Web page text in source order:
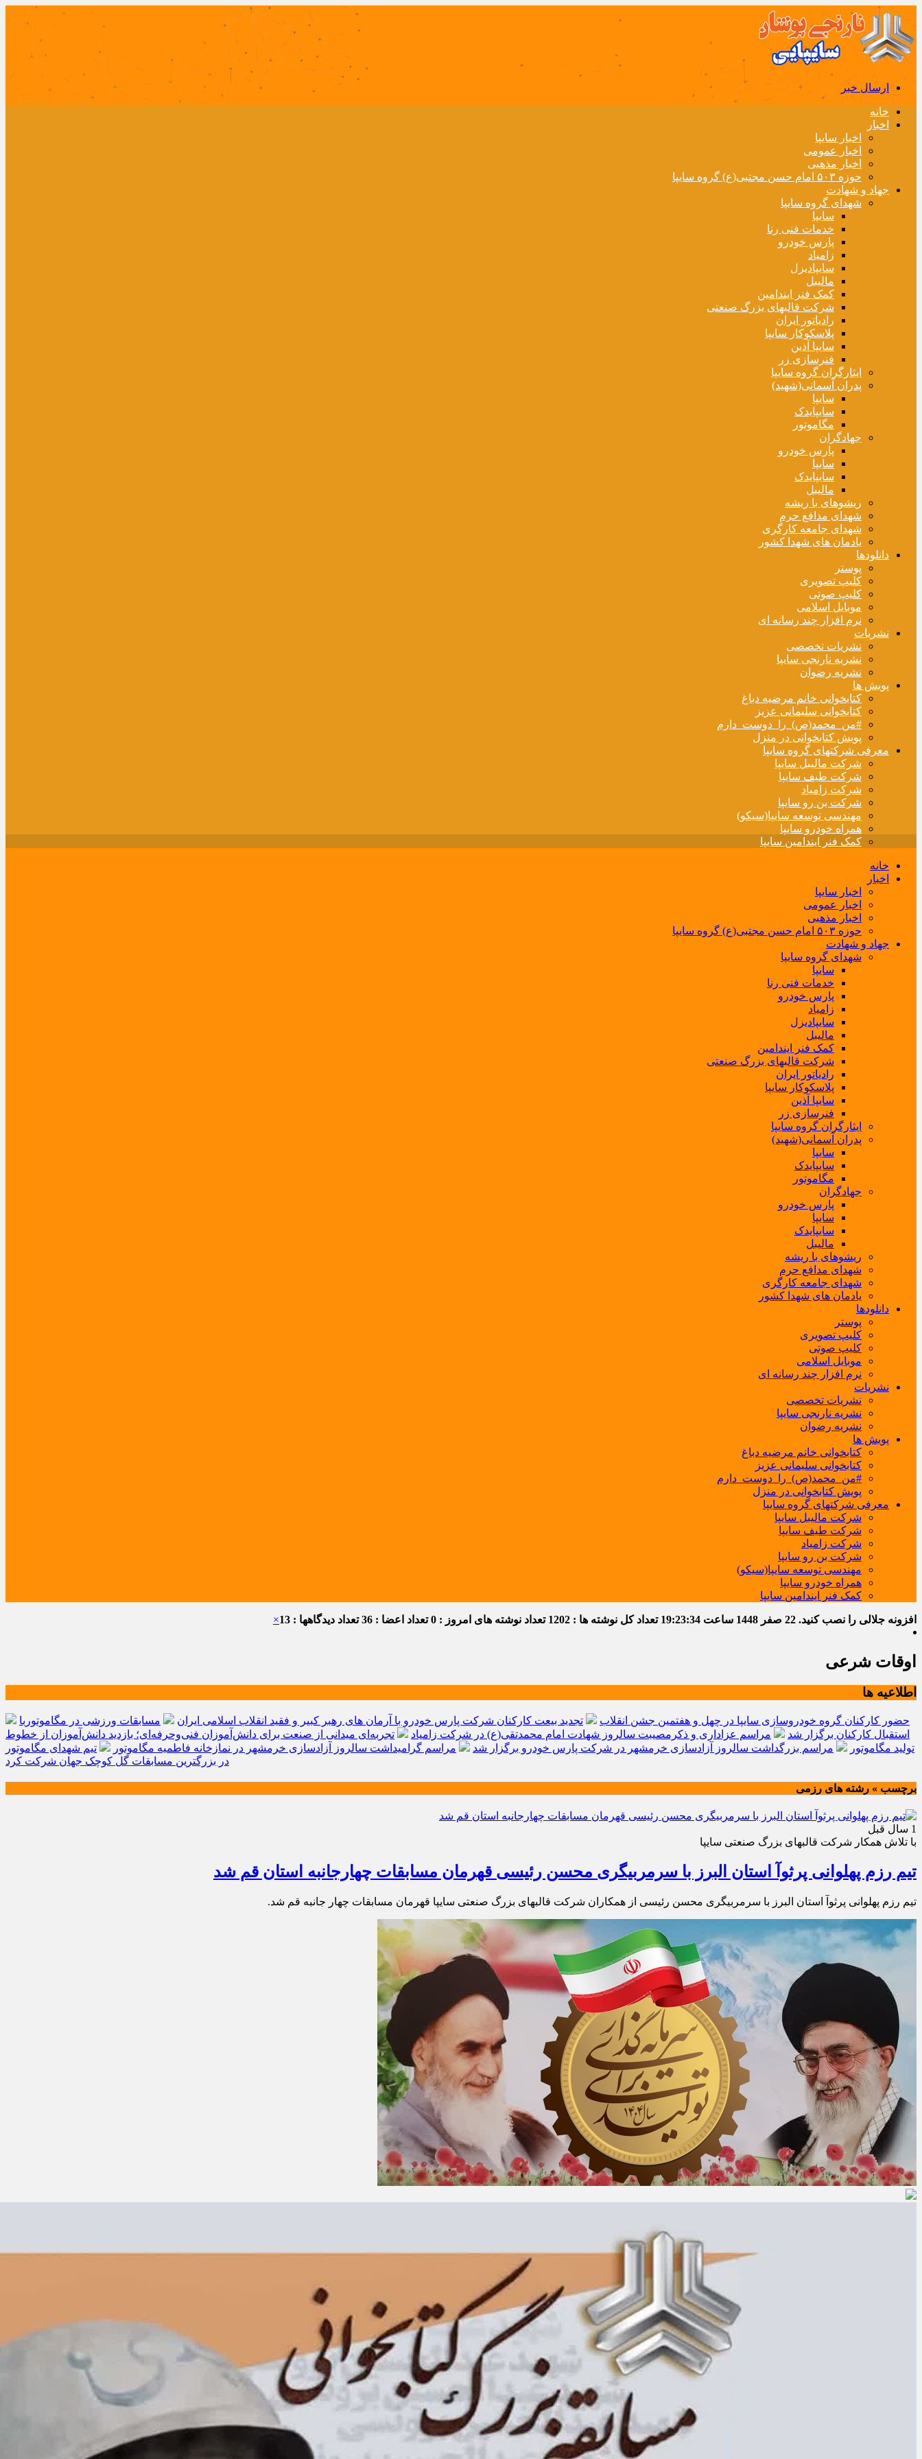
ارسال خبر
خانه
اخبار
اخبار سایپا
اخبار عمومی
اخبار مذهبی
حوزه ۵۰۳ امام حسن مجتبی(ع) گروه سایپا
جهاد و شهادت
شهدای گروه سایپا
سایپا
خدمات فنی رنا
پارس خودرو
زامیاد
سایپادیزل
مالیبل
کمک فنر ایندامین
شرکت قالبهای بزرگ صنعتی
رادیاتور ایران
پلاسکوکار سایپا
سایپا آذین
فنرسازی زر
ایثارگران گروه سایپا
پدران آسمانی(شهید)
سایپا
سایپایدک
مگاموتور
جهادگران
پارس خودرو
سایپا
سایپایدک
مالیبل
ریشوهای با ریشه
شهدای مدافع حرم
شهدای جامعه کارگری
یادمان های شهدا کشور
دانلودها
پوستر
کلیپ تصویری
کلیپ صوتی
موبایل اسلامی
نرم افزار چند رسانه ای
نشریات
نشریات تخصصی
نشریه نارنجی سایپا
نشریه رضوان
پویش ها
کتابخوانی خانم مرضیه دباغ
کتابخوانی سلیمانی عزیز
#من_محمد(ص)_را_دوست_دارم
پویش کتابخوانی در منزل
معرفی شرکتهای گروه سایپا
شرکت مالیبل سایپا
شرکت طیف سایپا
شرکت زامیاد
شرکت بن رو سایپا
مهندسی توسعه سایپا(سیکو)
همراه خودرو سایپا
کمک فنر ایندامین سایپا
خانه
اخبار
اخبار سایپا
اخبار عمومی
اخبار مذهبی
حوزه ۵۰۳ امام حسن مجتبی(ع) گروه سایپا
جهاد و شهادت
شهدای گروه سایپا
سایپا
خدمات فنی رنا
پارس خودرو
زامیاد
سایپادیزل
مالیبل
کمک فنر ایندامین
شرکت قالبهای بزرگ صنعتی
رادیاتور ایران
پلاسکوکار سایپا
سایپا آذین
فنرسازی زر
ایثارگران گروه سایپا
پدران آسمانی(شهید)
سایپا
سایپایدک
مگاموتور
جهادگران
پارس خودرو
سایپا
سایپایدک
مالیبل
ریشوهای با ریشه
شهدای مدافع حرم
شهدای جامعه کارگری
یادمان های شهدا کشور
دانلودها
پوستر
کلیپ تصویری
کلیپ صوتی
موبایل اسلامی
نرم افزار چند رسانه ای
نشریات
نشریات تخصصی
نشریه نارنجی سایپا
نشریه رضوان
پویش ها
کتابخوانی خانم مرضیه دباغ
کتابخوانی سلیمانی عزیز
#من_محمد(ص)_را_دوست_دارم
پویش کتابخوانی در منزل
معرفی شرکتهای گروه سایپا
شرکت مالیبل سایپا
شرکت طیف سایپا
شرکت زامیاد
شرکت بن رو سایپا
مهندسی توسعه سایپا(سیکو)
همراه خودرو سایپا
کمک فنر ایندامین سایپا
افزونه جلالی را نصب کنید. 22 صفر 1448 ساعت 19:23:36 تعداد کل نوشته ها : 1202 تعداد نوشته های امروز : 0 تعداد اعضا : 36 تعداد دیدگاهها : 13 ×
اوقات شرعی
اطلاعیه ها
حضور کارکنان گروه خودروسازی سایپا در چهل و هفتمین جشن انقلاب تجدید بیعت کارکنان شرکت پارس خودرو با آرمان های رهبر کبیر و فقید انقلاب اسلامی ایران
مسابقات ورزشی در مگاموتوربا
استقبال کارکنان برگزار شد
مراسم عزاداری و ذکرمصیبت سالروز شهادت امام محمدتقی(ع) در شرکت زامیاد
تجربه‌ای میدانی از صنعت برای دانش‌آموزان فنی‌وحرفه‌ای؛ بازدید دانش‌آموزان از خطوط
تولید مگاموتور
مراسم بزرگداشت سالروز آزادسازی خرمشهر در شرکت پارس خودرو برگزار شد مراسم گرامیداشت سالروز آزادسازی خرمشهر در نمازخانه فاطمیه مگاموتور
تیم شهدای مگاموتور
در بزرگترین مسابقات گل کوچک جهان شرکت کرد
برچسب » رشته های رزمی
1 سال قبل
با تلاش همکار شرکت قالبهای بزرگ صنعتی سایپا
تیم رزم پهلوانی پرثوآ استان البرز با سرمربیگری محسن رئیسی قهرمان مسابقات چهارجانبه استان قم شد
تیم رزم پهلوانی پرثوآ استان البرز با سرمربیگری محسن رئیسی از همکاران شرکت قالبهای بزرگ‌ صنعتی سایپا قهرمان مسابقات چهار جانبه قم شد.